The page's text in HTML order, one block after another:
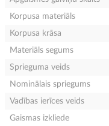
Korpusa materiāls
Korpusa krāsa
Materiāls segums
Sprieguma veids
Nominālais spriegums
Vadības ierīces veids
Gaismas izkliede